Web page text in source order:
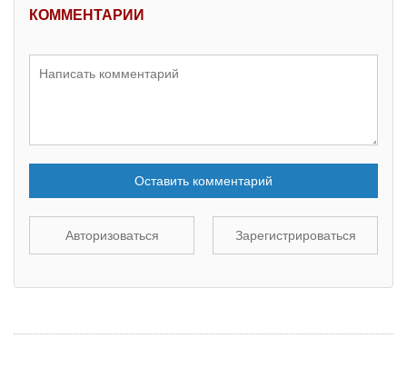
КОММЕНТАРИИ
Оставить комментарий
Авторизоваться Зарегистрироваться